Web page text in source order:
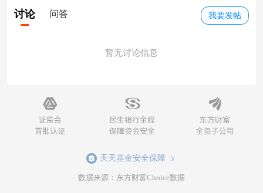
我要发帖
讨论 问答
暂无讨论信息
天天基金安全保障
数据来源：东方财富Choice数据